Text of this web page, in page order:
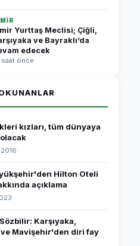
Yurttaş Meclisi; Çiğli,
ve Bayraklı’da
edecek
saat önce
kızları, tüm dünyaya
olacak
Hilton Oteli
açıklama
Karşıyaka,
ve Mavişehir'den diri fay